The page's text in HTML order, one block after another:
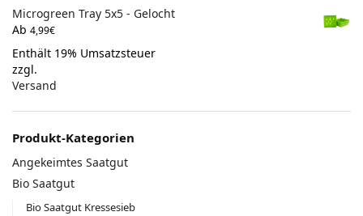
Microgreen Tray 5x5 - Gelocht
Ab 4,99€
Enthält 19% Umsatzsteuer
zzgl.
Versand
Produkt-Kategorien
Angekeimtes Saatgut
Bio Saatgut
Bio Saatgut Kressesieb